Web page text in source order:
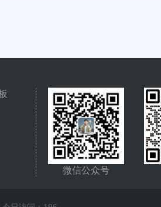
微信公众号